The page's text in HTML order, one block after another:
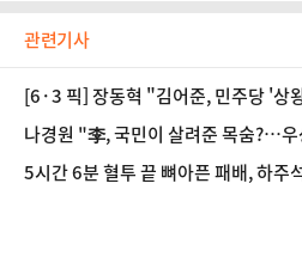
관련기사
[6·3 픽] 장동혁 "김어준, 민주당 '상
머리 조아려"
나경원 "李, 국민이 살려준 목숨?…
5시간 6분 혈투 끝 뼈아픈 패배, 하주